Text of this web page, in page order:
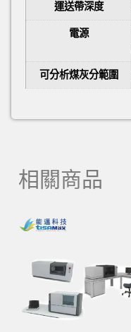
運送帶深度
電源
可分析煤灰分範圍
相關商品